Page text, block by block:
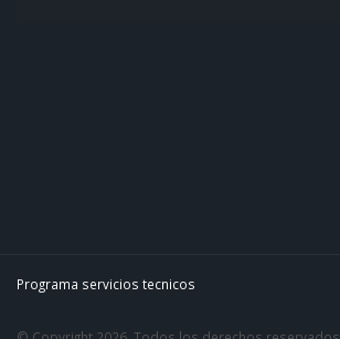
Programa servicios tecnicos